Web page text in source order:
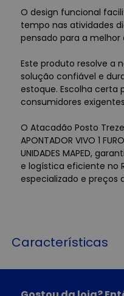
O design funcional
tempo nas atividades
pensado para a melhor
Este produto resolve a
solução confiável e
estoque. Escolha certa
consumidores
O Atacadão Posto
APONTADOR VIVO 1
UNIDADES MAPED,
e logística eficiente no
especializado e preços
Características